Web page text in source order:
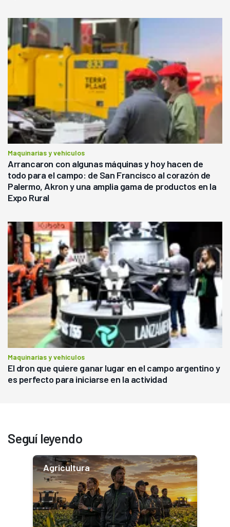
Maquinarias y vehículos
Arrancaron con algunas máquinas y hoy hacen de
todo para el campo: de San Francisco al corazón de
Palermo, Akron y una amplia gama de productos en la
Expo Rural
Maquinarias y vehículos
El dron que quiere ganar lugar en el campo argentino y
es perfecto para iniciarse en la actividad
Seguí leyendo
Agricultura